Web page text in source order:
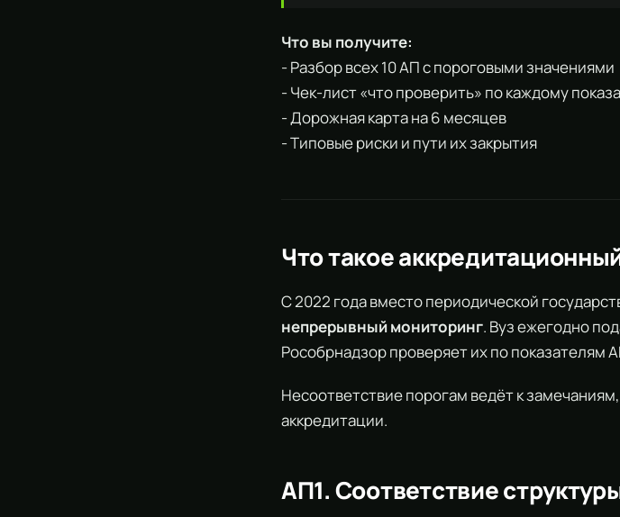
Что вы получите:
- Разбор всех 10 АП с пороговыми значениями
- Чек-лист «что проверить» по каждому
- Дорожная карта на 6 месяцев
- Типовые риски и пути их закрытия
Что такое
С 2022 года вместо периодической
непрерывный мониторинг. Вуз ежегодно
Рособрнадзор проверяет их по показателям
Несоответствие порогам ведёт к
аккредитации.
АП1. Соответствие